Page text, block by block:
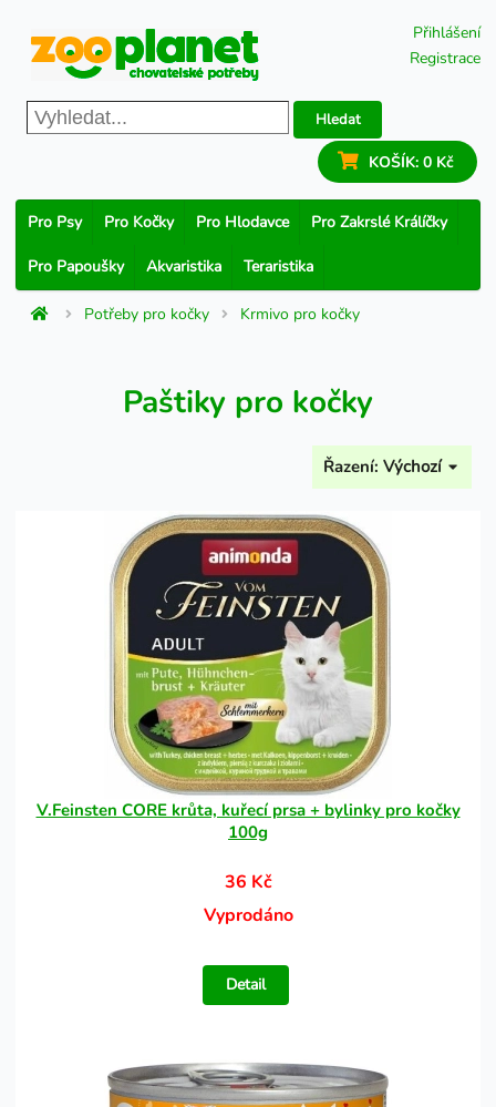
Přihlášení
Registrace
Hledat
KOŠÍK: 0 Kč
Pro Psy Pro Kočky Pro Hlodavce Pro Zakrslé Králíčky
Pro Papoušky Akvaristika Teraristika
Potřeby pro kočky Krmivo pro kočky
Paštiky pro kočky
Řazení: Výchozí
V.Feinsten CORE krůta, kuřecí prsa + bylinky pro kočky
100g
36 Kč
Vyprodáno
Detail